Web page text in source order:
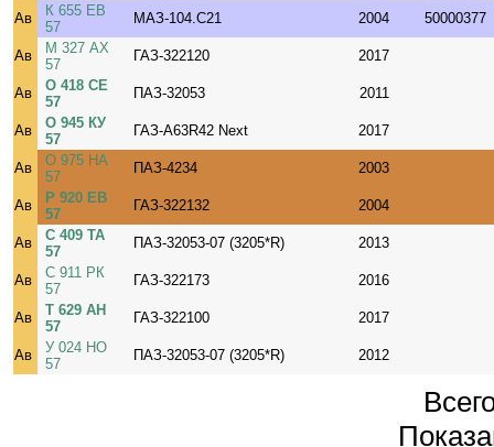
Ав
К 655 ЕВ
57
МАЗ-104.С21 2004 50000377
Ав
М 327 АХ
57
ГАЗ-322120 2017
Ав
О 418 СЕ
57
ПАЗ-32053 2011
Ав
О 945 КУ
57
ГАЗ-A63R42 Next 2017
Ав
О 975 НА
57
ПАЗ-4234 2003
Ав
Р 920 ЕВ
57
ГАЗ-322132 2004
Ав
С 409 ТА
57
ПАЗ-32053-07 (3205*R) 2013
Ав
С 911 РК
57
ГАЗ-322173 2016
Ав
Т 629 АН
57
ГАЗ-322100 2017
Ав
У 024 НО
57
ПАЗ-32053-07 (3205*R) 2012